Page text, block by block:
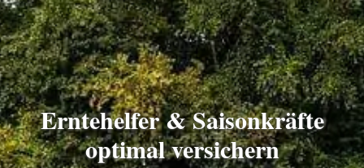
Erntehelfer & Saisonkräfte
optimal ver­sichern